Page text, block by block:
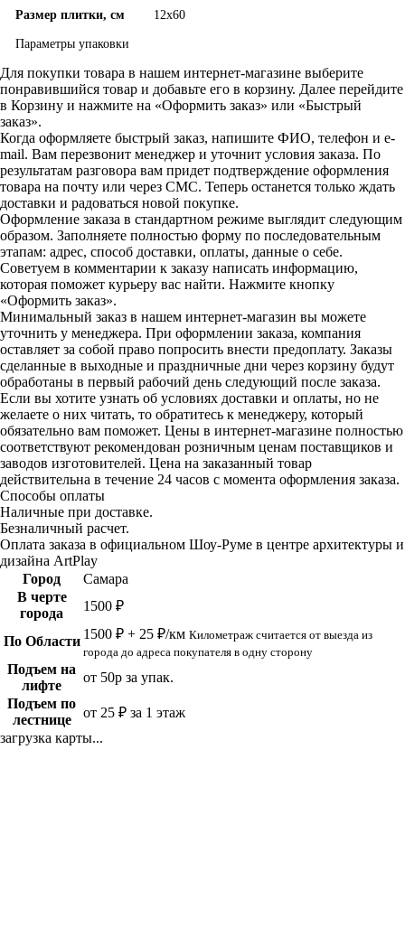
Размер плитки, см
12x60
Параметры упаковки
Для покупки товара в нашем интернет-магазине выберите
понравившийся товар и добавьте его в корзину. Далее перейдите
в Корзину и нажмите на «Оформить заказ» или «Быстрый
заказ».
Когда оформляете быстрый заказ, напишите ФИО, телефон и e-
mail. Вам перезвонит менеджер и уточнит условия заказа. По
результатам разговора вам придет подтверждение оформления
товара на почту или через СМС. Теперь останется только ждать
доставки и радоваться новой покупке.
Оформление заказа в стандартном режиме выглядит следующим
образом. Заполняете полностью форму по последовательным
этапам: адрес, способ доставки, оплаты, данные о себе.
Советуем в комментарии к заказу написать информацию,
которая поможет курьеру вас найти. Нажмите кнопку
«Оформить заказ».
Минимальный заказ в нашем интернет-магазин вы можете
уточнить у менеджера. При оформлении заказа, компания
оставляет за собой право попросить внести предоплату. Заказы
сделанные в выходные и праздничные дни через корзину будут
обработаны в первый рабочий день следующий после заказа.
Если вы хотите узнать об условиях доставки и оплаты, но не
желаете о них читать, то обратитесь к менеджеру, который
обязательно вам поможет. Цены в интернет-магазине полностью
соответствуют рекомендован розничным ценам поставщиков и
заводов изготовителей. Цена на заказанный товар
действительна в течение 24 часов с момента оформления заказа.
Способы оплаты
Наличные при доставке.
Безналичный расчет.
Оплата заказа в официальном Шоу-Руме в центре архитектуры и
дизайна ArtPlay
Город
Самара
В черте
города
1500 ₽
По Области 1500 ₽ + 25 ₽/км Километраж считается от выезда из
города до адреса покупателя в одну сторону
Подъем на
лифте
от 50р за упак.
Подъем по
лестнице
от 25 ₽ за 1 этаж
загрузка карты...